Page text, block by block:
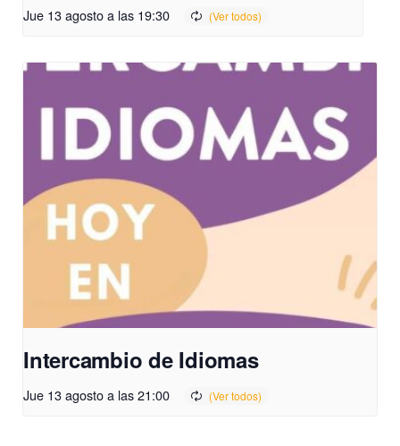
Jue 13 agosto a las 19:30
Intercambio de Idiomas
Jue 13 agosto a las 21:00